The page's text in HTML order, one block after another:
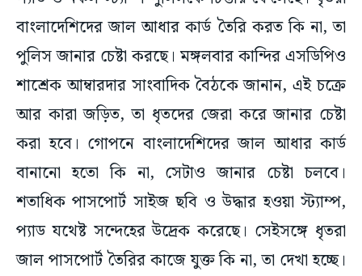
বাংলাদেশিদের জাল আধার কার্ড তৈরি করত কি না, তা
পুলিস জানার চেষ্টা করছে। মঙ্গলবার কান্দির এসডিপিও
শাশ্রেক আম্বারদার সাংবাদিক বৈঠকে জানান, এই চক্রে
আর কারা জড়িত, তা ধৃতদের জেরা করে জানার চেষ্টা
করা হবে। গোপনে বাংলাদেশিদের জাল আধার কার্ড
বানানো হতো কি না, সেটাও জানার চেষ্টা চলবে।
শতাধিক পাসপোর্ট সাইজ ছবি ও উদ্ধার হওয়া স্ট্যাম্প,
প্যাড যথেষ্ট সন্দেহের উদ্রেক করেছে। সেইসঙ্গে ধৃতরা
জাল পাসপোর্ট তৈরির কাজে যুক্ত কি না, তা দেখা হচ্ছে।